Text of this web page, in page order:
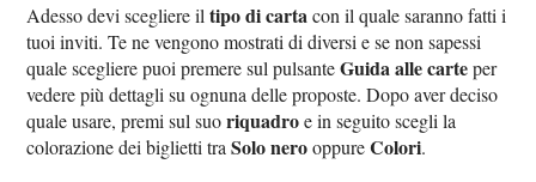
Adesso devi scegliere iltipo di cartacon il quale saranno fatti i
tuoi inviti. Te ne vengono mostrati di diversi e se non sapessi
quale scegliere puoi premere sul pulsanteGuida alle carteper
vedere più dettagli su ognuna delle proposte. Dopo aver deciso
quale usare, premi sul suoriquadroe in seguito scegli la
colorazione dei biglietti traSolo nerooppureColori.